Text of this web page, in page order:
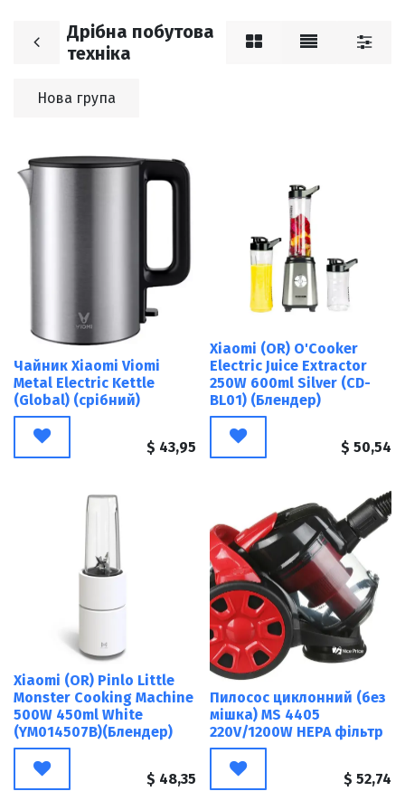
Дрібна побутова
техніка
Нова група
Чайник Xiaomi Viomi
Metal Electric Kettle
(Global) (срібний)
$ 43,95
Xiaomi (OR) O'Cooker
Electric Juice Extractor
250W 600ml Silver (CD-
BL01) (Блендер)
$ 50,54
Xiaomi (OR) Pinlo Little
Monster Cooking Machine
500W 450ml White
(YM014507B)(Блендер)
$ 48,35
Пилосос циклонний (без
мішка) MS 4405
220V/1200W HEPA фільтр
$ 52,74